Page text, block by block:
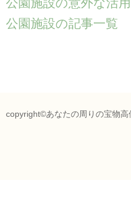
公園施設の記事一覧
copyright©あなたの周りの宝物高